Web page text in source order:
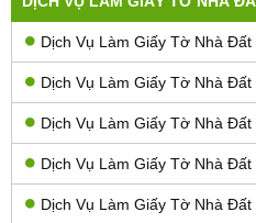
Dịch Vụ Làm Giấy Tờ Nhà Đất
Dịch Vụ Làm Giấy Tờ Nhà Đất
Dịch Vụ Làm Giấy Tờ Nhà Đất
Dịch Vụ Làm Giấy Tờ Nhà Đất
Dịch Vụ Làm Giấy Tờ Nhà Đất